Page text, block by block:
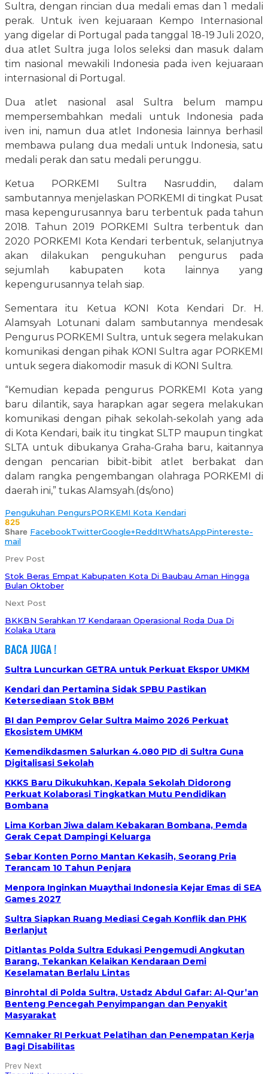
Sultra, dengan rincian dua medali emas dan 1 medali
perak. Untuk iven kejuaraan Kempo Internasional
yang digelar di Portugal pada tanggal 18-19 Juli 2020,
dua atlet Sultra juga lolos seleksi dan masuk dalam
tim nasional mewakili Indonesia pada iven kejuaraan
internasional di Portugal.
Dua atlet nasional asal Sultra belum mampu
mempersembahkan medali untuk Indonesia pada
iven ini, namun dua atlet Indonesia lainnya berhasil
membawa pulang dua medali untuk Indonesia, satu
medali perak dan satu medali perunggu.
Ketua PORKEMI Sultra Nasruddin, dalam
sambutannya menjelaskan PORKEMI di tingkat Pusat
masa kepengurusannya baru terbentuk pada tahun
2018. Tahun 2019 PORKEMI Sultra terbentuk dan
2020 PORKEMI Kota Kendari terbentuk, selanjutnya
akan dilakukan pengukuhan pengurus pada
sejumlah kabupaten kota lainnya yang
kepengurusannya telah siap.
Sementara itu Ketua KONI Kota Kendari Dr. H.
Alamsyah Lotunani dalam sambutannya mendesak
Pengurus PORKEMI Sultra, untuk segera melakukan
komunikasi dengan pihak KONI Sultra agar PORKEMI
untuk segera diakomodir masuk di KONI Sultra.
“Kemudian kepada pengurus PORKEMI Kota yang
baru dilantik, saya harapkan agar segera melakukan
komunikasi dengan pihak sekolah-sekolah yang ada
di Kota Kendari, baik itu tingkat SLTP maupun tingkat
SLTA untuk dibukanya Graha-Graha baru, kaitannya
dengan pencarian bibit-bibit atlet berbakat dan
dalam rangka pengembangan olahraga PORKEMI di
daerah ini,” tukas Alamsyah.(ds/ono)
Pengukuhan PengursPORKEMI Kota Kendari
825
Share FacebookTwitterGoogle+ReddItWhatsAppPintereste-
mail
Prev Post
Stok Beras Empat Kabupaten Kota Di Baubau Aman Hingga
Bulan Oktober
Next Post
BKKBN Serahkan 17 Kendaraan Operasional Roda Dua Di
Kolaka Utara
BACA JUGA !
Sultra Luncurkan GETRA untuk Perkuat Ekspor UMKM
Kendari dan Pertamina Sidak SPBU Pastikan
Ketersediaan Stok BBM
BI dan Pemprov Gelar Sultra Maimo 2026 Perkuat
Ekosistem UMKM
Kemendikdasmen Salurkan 4.080 PID di Sultra Guna
Digitalisasi Sekolah
KKKS Baru Dikukuhkan, Kepala Sekolah Didorong
Perkuat Kolaborasi Tingkatkan Mutu Pendidikan
Bombana
Lima Korban Jiwa dalam Kebakaran Bombana, Pemda
Gerak Cepat Dampingi Keluarga
Sebar Konten Porno Mantan Kekasih, Seorang Pria
Terancam 10 Tahun Penjara
Menpora Inginkan Muaythai Indonesia Kejar Emas di SEA
Games 2027
Sultra Siapkan Ruang Mediasi Cegah Konflik dan PHK
Berlanjut
Ditlantas Polda Sultra Edukasi Pengemudi Angkutan
Barang, Tekankan Kelaikan Kendaraan Demi
Keselamatan Berlalu Lintas
Binrohtal di Polda Sultra, Ustadz Abdul Gafar: Al-Qur’an
Benteng Pencegah Penyimpangan dan Penyakit
Masyarakat
Kemnaker RI Perkuat Pelatihan dan Penempatan Kerja
Bagi Disabilitas
Prev Next